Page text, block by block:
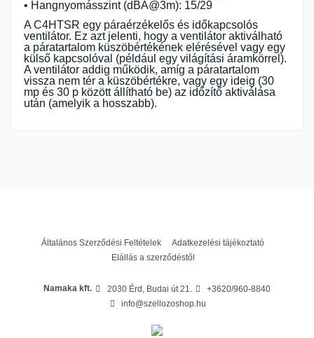
• Hangnyomásszint (dBA@3m): 15/29
A C4HTSR egy páraérzékelős és időkapcsolós
ventilátor. Ez azt jelenti, hogy a ventilátor aktiválható
a páratartalom küszöbértékének elérésével vagy egy
külső kapcsolóval (például egy világítási áramkörrel).
A ventilátor addig működik, amíg a páratartalom
vissza nem tér a küszöbértékre, vagy egy ideig (30
mp és 30 p között állítható be) az időzítő aktiválása
után (amelyik a hosszabb).
Általános Szerződési Feltételek
Adatkezelési tájékoztató
Elállás a szerződéstől
Namaka kft. 2030 Érd, Budai út 21.
+3620/960-8840
info@szellozoshop.hu